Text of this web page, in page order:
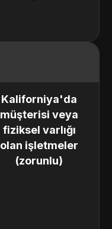
Kaliforniya'da
müşterisi veya
fiziksel varlığı
olan işletmeler
(zorunlu)